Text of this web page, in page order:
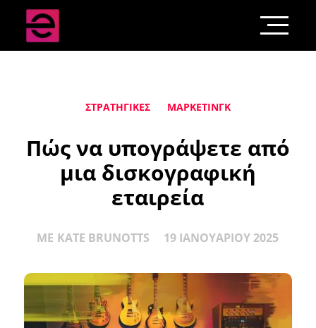
ΣΤΡΑΤΗΓΙΚΈΣ ΜΆΡΚΕΤΙΝΓΚ
Πώς να υπογράψετε από
μια δισκογραφική
εταιρεία
ΜΕ KATE BRUNOTTS 19 ΙΑΝΟΥΑΡΊΟΥ 2025